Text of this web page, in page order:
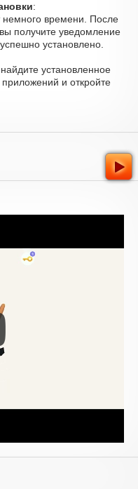
:
немного времени. После
получите уведомление
установлено.
установленное
и откройте